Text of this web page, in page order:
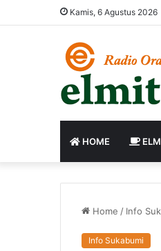
Kamis, 6 Agustus 2026
HOME
Home / Info
Info Sukabumi